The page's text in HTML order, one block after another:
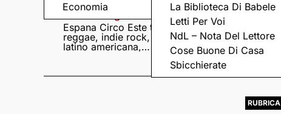
Economia
La Biblioteca Di Babele
Letti Per Voi
NdL – Nota Del Lettore
Cose Buone Di Casa
Sbicchierate
Espana Circo Este tra
reggae, indie rock,
latino americana,
Domenica 9 Agosto
Hernandez &
Sampedro presentano
il nuovo album
Lumina
RUBRICA